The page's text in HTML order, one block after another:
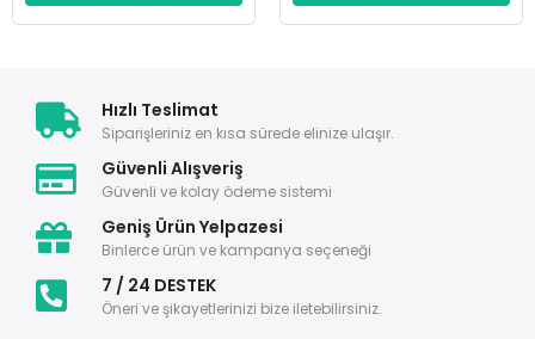
Hızlı Teslimat
Siparişleriniz en kısa sürede elinize ulaşır.
Güvenli Alışveriş
Güvenli ve kolay ödeme sistemi
Geniş Ürün Yelpazesi
Binlerce ürün ve kampanya seçeneği
7 / 24 DESTEK
Öneri ve şikayetlerinizi bize iletebilirsiniz.